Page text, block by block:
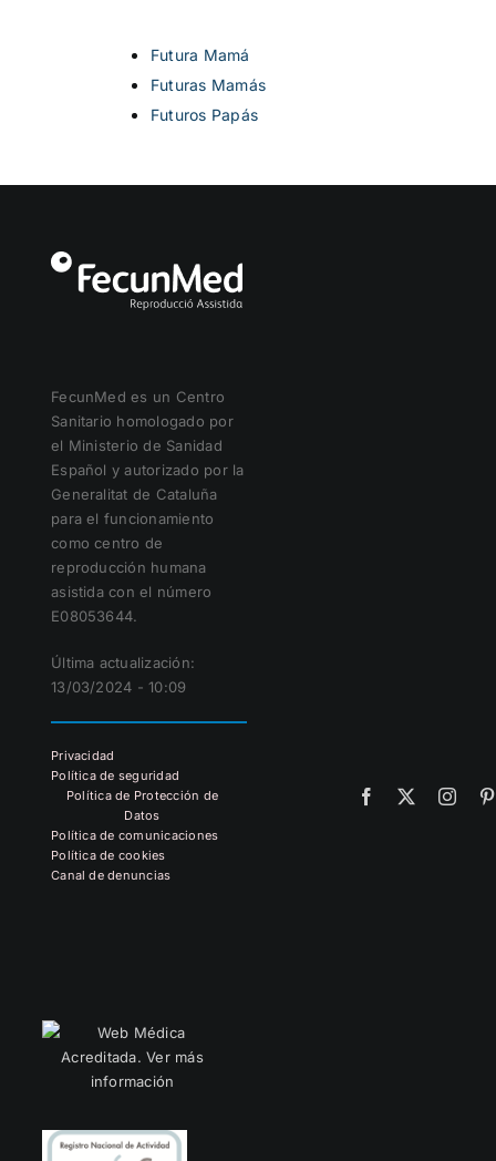
Futura Mamá
Futuras Mamás
Futuros Papás
FecunMed es un Centro
Sanitario homologado por
el Ministerio de Sanidad
Español y autorizado por la
Generalitat de Cataluña
para el funcionamiento
como centro de
reproducción humana
asistida con el número
E08053644.
Última actualización:
13/03/2024 - 10:09
Privacidad
Política de seguridad
Política de Protección de
Datos
Política de comunicaciones
Política de cookies
Canal de denuncias
Facebook